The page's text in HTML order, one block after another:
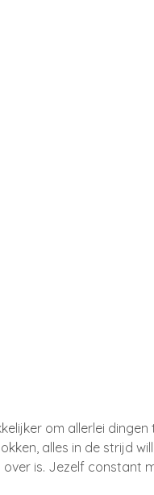
om allerlei
, alles in de strijd
is. Jezelf constant